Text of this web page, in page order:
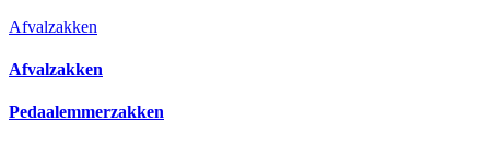
Afvalzakken
Afvalzakken
Pedaalemmerzakken